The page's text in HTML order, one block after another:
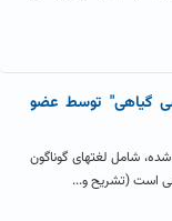
گیاهی" توسط عضو
صفحه چاپ شده، شامل لغتهای گوناگون
است (تشریح و...